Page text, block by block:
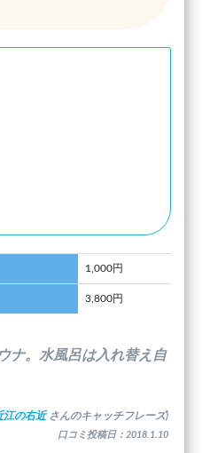
1,000円
3,800円
ナ。水風呂は入れ替え自
江の右近 さんのキャッチフレーズ)
口コミ投稿日：2018.1.10